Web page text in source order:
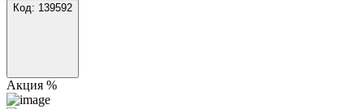
Код: 139592
Акция %